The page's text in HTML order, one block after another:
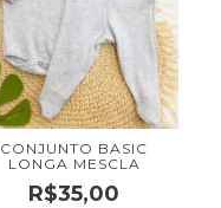
CONJUNTO BASIC
LONGA MESCLA
R$35,00